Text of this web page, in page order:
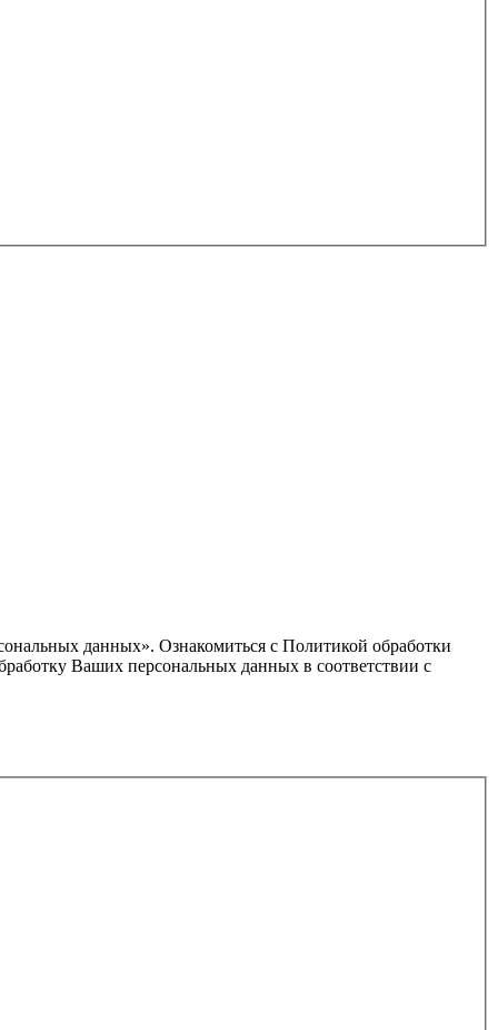
данных». Ознакомиться с Политикой обработки
Ваших персональных данных в соответствии с